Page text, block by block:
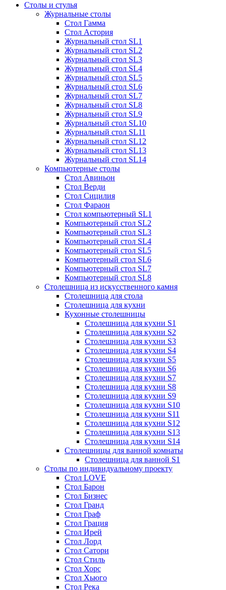
Cтолы и стулья
Журнальные столы
Стол Гамма
Стол Астория
Журнальный стол SL1
Журнальный стол SL2
Журнальный стол SL3
Журнальный стол SL4
Журнальный стол SL5
Журнальный стол SL6
Журнальный стол SL7
Журнальный стол SL8
Журнальный стол SL9
Журнальный стол SL10
Журнальный стол SL11
Журнальный стол SL12
Журнальный стол SL13
Журнальный стол SL14
Компьютерные столы
Стол Авиньон
Стол Верди
Стол Сицилия
Стол Фараон
Стол компьютерный SL1
Компьютерный стол SL2
Компьютерный стол SL3
Компьютерный стол SL4
Компьютерный стол SL5
Компьютерный стол SL6
Компьютерный стол SL7
Компьютерный стол SL8
Столешница из искусственного камня
Столешница для стола
Столешница для кухни
Кухонные столешницы
Столешница для кухни S1
Столешница для кухни S2
Столешница для кухни S3
Столешница для кухни S4
Столешница для кухни S5
Столешница для кухни S6
Столешница для кухни S7
Столешница для кухни S8
Столешница для кухни S9
Столешница для кухни S10
Столешница для кухни S11
Столешница для кухни S12
Столешница для кухни S13
Столешница для кухни S14
Столешницы для ванной комнаты
Столешница для ванной S1
Столы по индивидуальному проекту
Стол LOVE
Стол Барон
Стол Бизнес
Стол Гранд
Стол Граф
Стол Грация
Стол Ирей
Стол Лорд
Стол Сатори
Стол Стиль
Стол Хорс
Стол Хьюго
Стол Река